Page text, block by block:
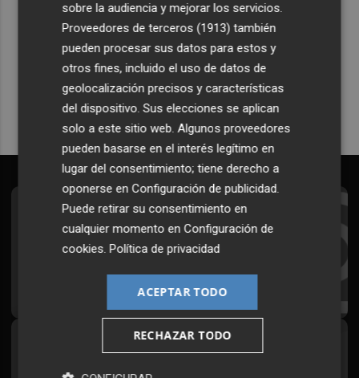
Recibe toda la actualidad de
Plaza Podcast en tu correo
Quiero suscribirme
Suscríbete al Boletín
Todos los días a primera hora en tu email
Síguenos en redes
sobre la audiencia y mejorar los servicios.
Proveedores de terceros (1913) también
pueden procesar sus datos para estos y
otros fines, incluido el uso de datos de
geolocalización precisos y características
del dispositivo. Sus elecciones se aplican
solo a este sitio web. Algunos proveedores
pueden basarse en el interés legítimo en
lugar del consentimiento; tiene derecho a
oponerse enConfiguración de publicidad.
Puede retirar su consentimiento en
cualquier momento enConfiguración de
cookies.Política de privacidad
ACEPTAR TODO
RECHAZAR TODO